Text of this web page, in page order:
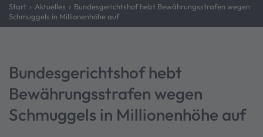
Start › Aktuelles › Bundesgerichtshof hebt Bewährungsstrafen wegen
Schmuggels in Millionenhöhe auf
Bundesgerichtshof hebt
Bewährungsstrafen wegen
Schmuggels in Millionenhöhe auf